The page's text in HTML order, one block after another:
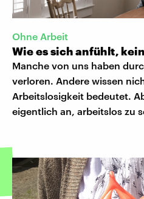
Ohne Arbeit
Wie es sich anfühlt,
Manche von uns haben
verloren. Andere wissen
Arbeitslosigkeit bedeutet.
eigentlich an, arbeitslos zu